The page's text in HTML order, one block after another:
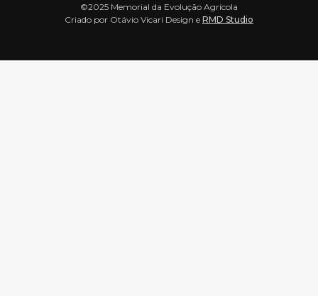
©2025 Memorial da Evolução Agrícola
Criado por Otávio Vicari Design e RMD Studio